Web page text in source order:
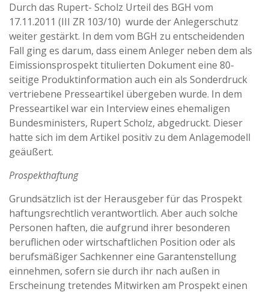
Durch das Rupert- Scholz Urteil des BGH vom
17.11.2011 (III ZR 103/10) wurde der Anlegerschutz
weiter gestärkt. In dem vom BGH zu entscheidenden
Fall ging es darum, dass einem Anleger neben dem als
Eimissionsprospekt titulierten Dokument eine 80-
seitige Produktinformation auch ein als Sonderdruck
vertriebene Presseartikel übergeben wurde. In dem
Presseartikel war ein Interview eines ehemaligen
Bundesministers, Rupert Scholz, abgedruckt. Dieser
hatte sich im dem Artikel positiv zu dem Anlagemodell
geäußert.
Prospekthaftung
Grundsätzlich ist der Herausgeber für das Prospekt
haftungsrechtlich verantwortlich. Aber auch solche
Personen haften, die aufgrund ihrer besonderen
beruflichen oder wirtschaftlichen Position oder als
berufsmäßiger Sachkenner eine Garantenstellung
einnehmen, sofern sie durch ihr nach außen in
Erscheinung tretendes Mitwirken am Prospekt einen